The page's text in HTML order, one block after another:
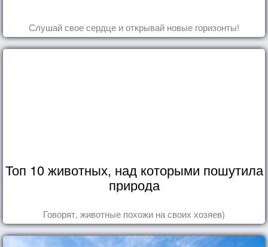
Слушай свое сердце и открывай новые горизонты!
Топ 10 животных, над которыми пошутила
природа
Говорят, животные похожи на своих хозяев)